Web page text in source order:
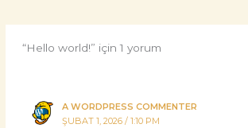
“Hello world!” için 1 yorum
A WORDPRESS COMMENTER
ŞUBAT 1, 2026 / 1:10 PM